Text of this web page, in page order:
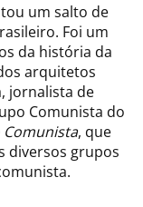
um salto de
Foi um
da história da
arquitetos
jornalista de
Comunista do
, que
diversos grupos